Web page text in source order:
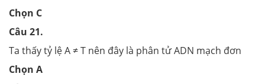
Chọn C
Câu 21.
Ta thấy tỷ lệ A ≠ T nên đây là phân tử ADN mạch đơn
Chọn A